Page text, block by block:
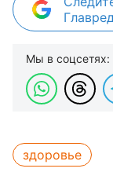
Мы в соцсетях:
здоровье